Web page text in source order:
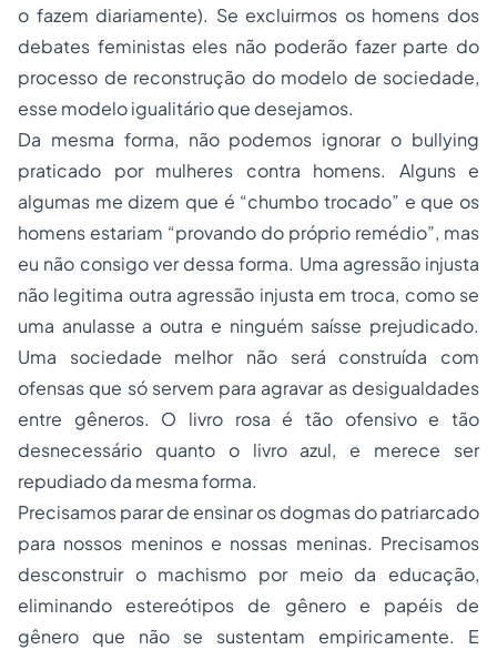
o fazem diariamente). Se excluirmos os homens dos
debates feministas eles não poderão fazer parte do
processo de reconstrução do modelo de sociedade,
esse modelo igualitário que desejamos.
Da mesma forma, não podemos ignorar o bullying
praticado por mulheres contra homens. Alguns e
algumas me dizem que é “chumbo trocado” e que os
homens estariam “provando do próprio remédio”, mas
eu não consigo ver dessa forma. Uma agressão injusta
não legitima outra agressão injusta em troca, como se
uma anulasse a outra e ninguém saísse prejudicado.
Uma sociedade melhor não será construída com
ofensas que só servem para agravar as desigualdades
entre gêneros. O livro rosa é tão ofensivo e tão
desnecessário quanto o livro azul, e merece ser
repudiado da mesma forma.
Precisamos parar de ensinar os dogmas do patriarcado
para nossos meninos e nossas meninas. Precisamos
desconstruir o machismo por meio da educação,
eliminando estereótipos de gênero e papéis de
gênero que não se sustentam empiricamente. E